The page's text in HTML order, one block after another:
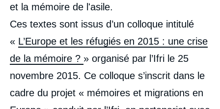
et la mémoire de l'asile.
Ces textes sont issus d’un colloque intitulé
« L’Europe et les réfugiés en 2015 : une crise
de la mémoire ? » organisé par l’Ifri le 25
novembre 2015. Ce colloque s’inscrit dans le
cadre du projet « mémoires et migrations en